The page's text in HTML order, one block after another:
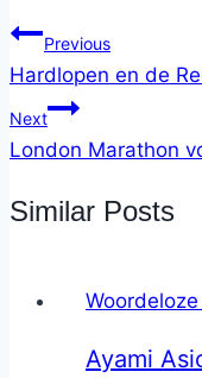
Previous
Hardlopen en de
Next
London Marathon
Similar Posts
Ayami